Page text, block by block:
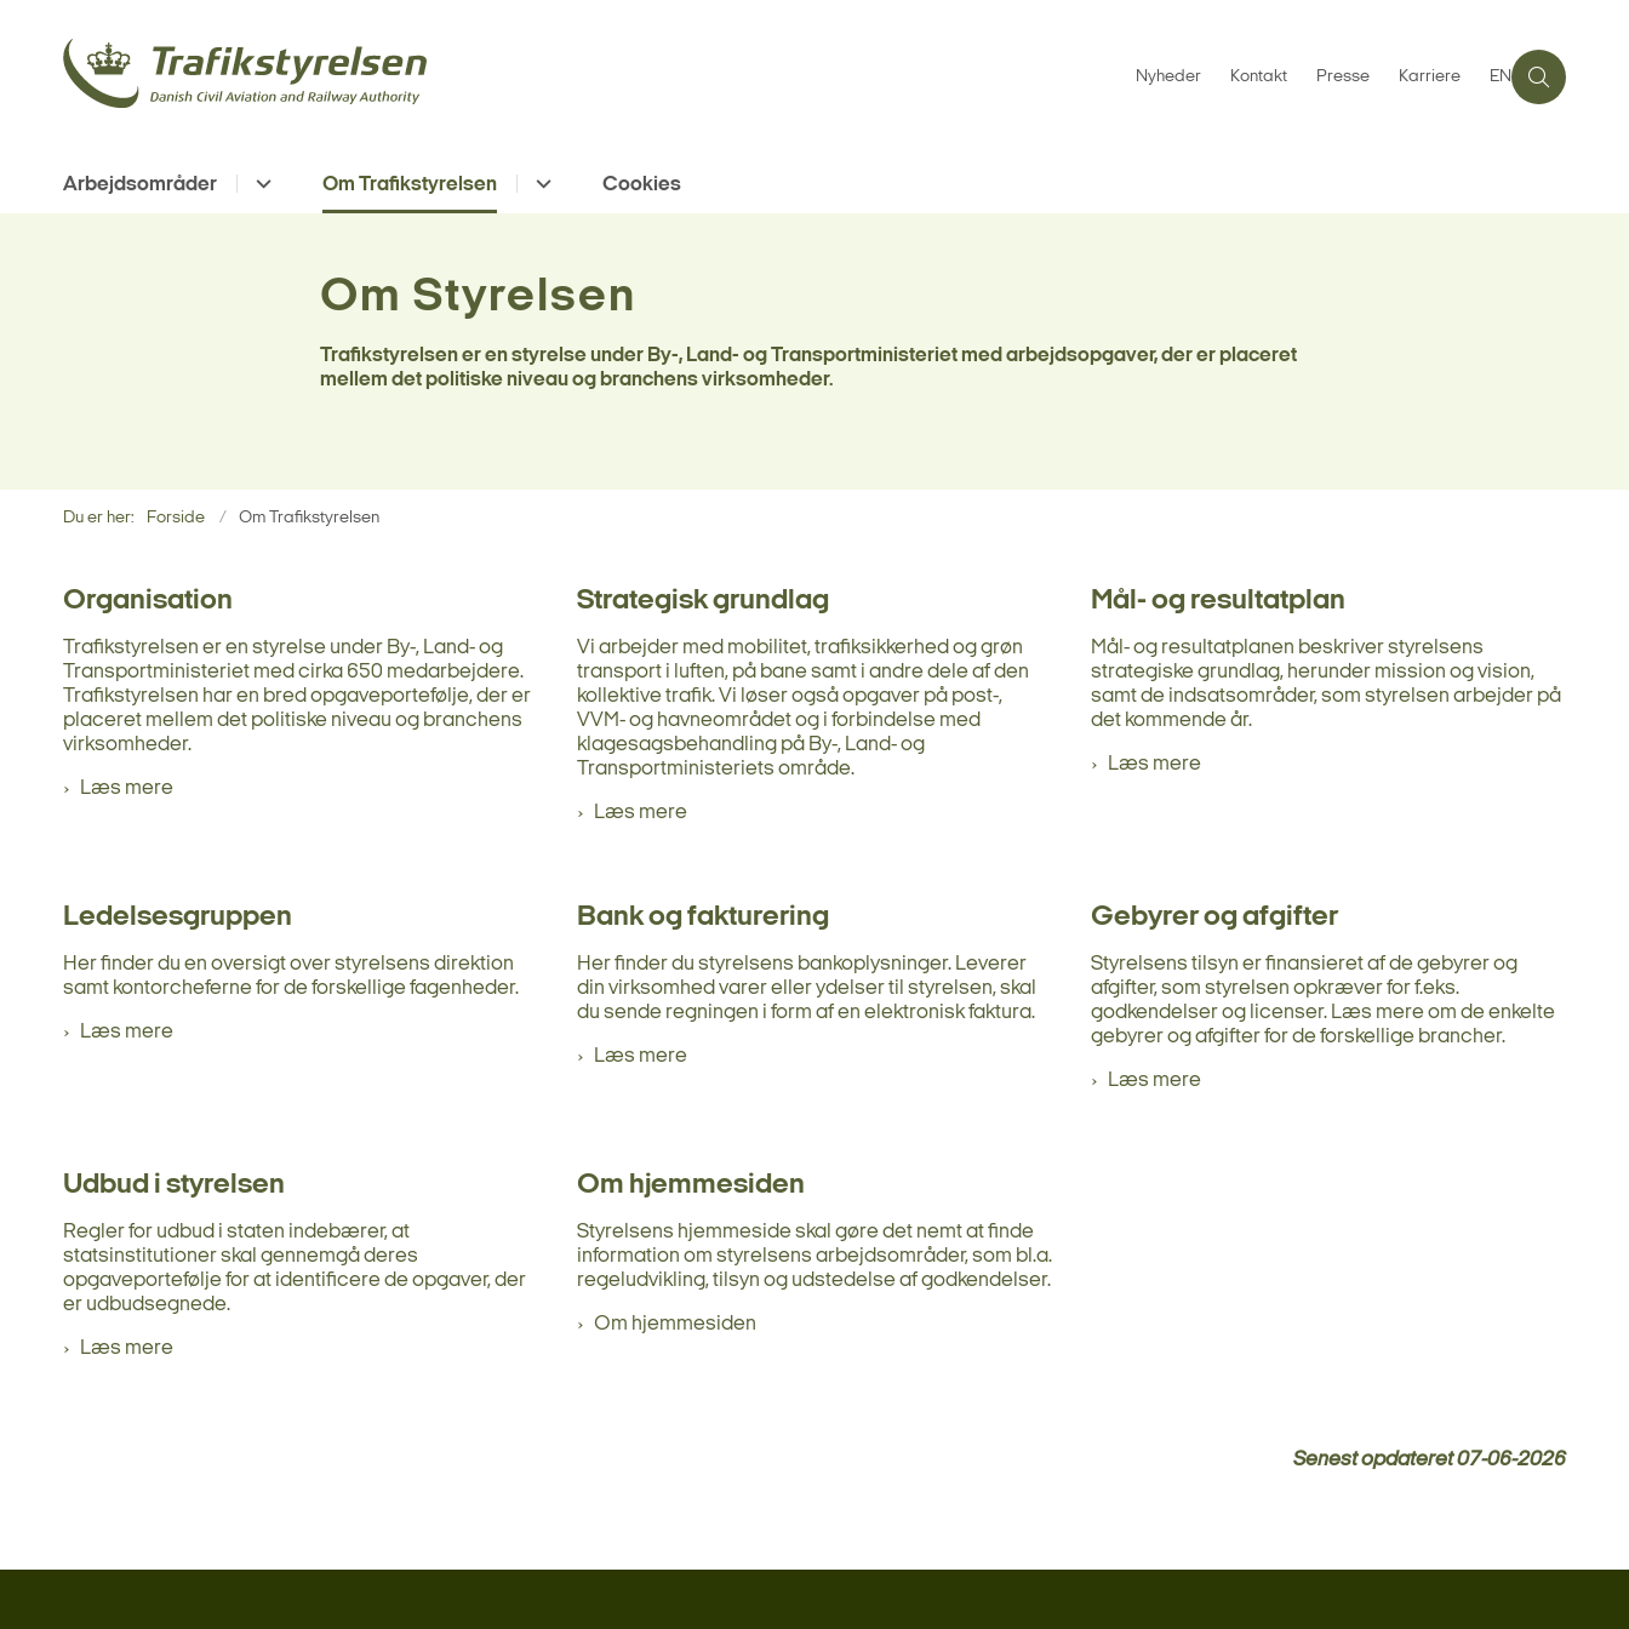
Nyheder Kontakt Presse Karriere EN
Arbejdsområder Om Trafikstyrelsen Cookies
Om Styrelsen
Trafikstyrelsen er en styrelse under By-, Land- og Transportministeriet med arbejdsopgaver, der er placeret
mellem det politiske niveau og branchens virksomheder.
Du er her: Forside Om Trafikstyrelsen
Organisation
Trafikstyrelsen er en styrelse under By-, Land- og
Transportministeriet med cirka 650 medarbejdere.
Trafikstyrelsen har en bred opgaveportefølje, der er
placeret mellem det politiske niveau og branchens
virksomheder.
Læs mere
Strategisk grundlag
Vi arbejder med mobilitet, trafiksikkerhed og grøn
transport i luften, på bane samt i andre dele af den
kollektive trafik. Vi løser også opgaver på post-,
VVM- og havneområdet og i forbindelse med
klagesagsbehandling på By-, Land- og
Transportministeriets område.
Læs mere
Mål- og resultatplan
Mål- og resultatplanen beskriver styrelsens
strategiske grundlag, herunder mission og vision,
samt de indsatsområder, som styrelsen arbejder på
det kommende år.
Læs mere
Ledelsesgruppen
Her finder du en oversigt over styrelsens direktion
samt kontorcheferne for de forskellige fagenheder.
Læs mere
Bank og fakturering
Her finder du styrelsens bankoplysninger. Leverer
din virksomhed varer eller ydelser til styrelsen, skal
du sende regningen i form af en elektronisk faktura.
Læs mere
Gebyrer og afgifter
Styrelsens tilsyn er finansieret af de gebyrer og
afgifter, som styrelsen opkræver for f.eks.
godkendelser og licenser. Læs mere om de enkelte
gebyrer og afgifter for de forskellige brancher.
Læs mere
Udbud i styrelsen
Regler for udbud i staten indebærer, at
statsinstitutioner skal gennemgå deres
opgaveportefølje for at identificere de opgaver, der
er udbudsegnede.
Læs mere
Om hjemmesiden
Styrelsens hjemmeside skal gøre det nemt at finde
information om styrelsens arbejdsområder, som bl.a.
regeludvikling, tilsyn og udstedelse af godkendelser.
Om hjemmesiden
Senest opdateret07-06-2026